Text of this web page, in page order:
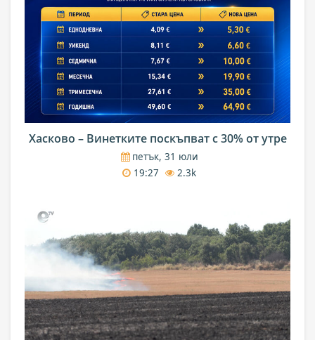
Хасково – Винетките поскъпват с 30% от утре
петък, 31 юли
19:27
2.3k